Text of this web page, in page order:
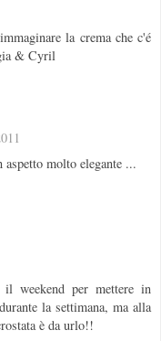
la crema che c'é
& Cyril
molto elegante ...
weekend per mettere in
la settimana, ma alla
è da urlo!!